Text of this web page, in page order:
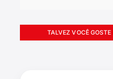
TALVEZ VOCÊ